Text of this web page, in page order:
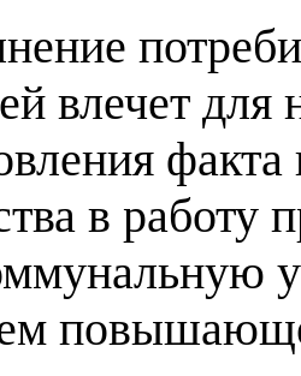
влечет для
в работу